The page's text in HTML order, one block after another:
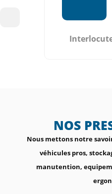
NOS
Nous mettons notre
véhicules pros,
manutention,